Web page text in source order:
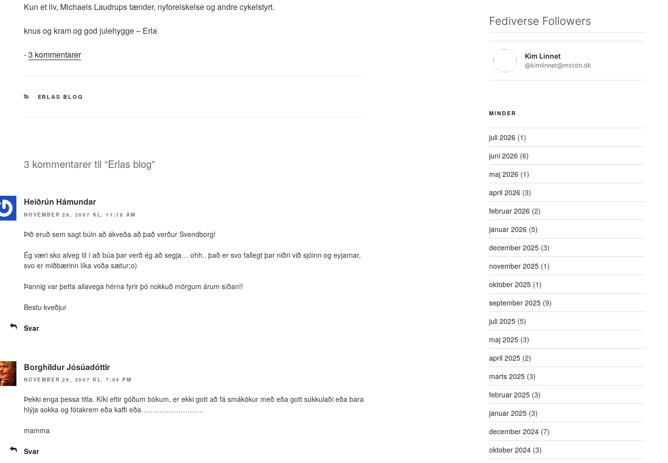
Kun et liv, Michaels Laudrups tænder, nyforelskelse og andre cykelstyrt.
knus og kram og god julehygge – Erla
-3 kommentarertil
KATEGORIER
ERLAS BLOG
3 kommentarer til “Erlas blog”
Heiðrún Hámundar
NOVEMBER 26, 2007 KL. 11:18 AM
Þið eruð sem sagt búin að ákveða að það verður Svendborg!
Ég væri sko alveg til í að búa þar verð ég að segja… ohh.. það er svo fallegt þar niðri við sjóinn og eyjarnar,
svo er miðbærinn líka voða sætur;o)
Þannig var þetta allavega hérna fyrir þó nokkuð mörgum árum síðan!!
Bestu kveðjur
Svar
Borghildur Jósúadóttir
NOVEMBER 26, 2007 KL. 7:04 PM
Þekki enga þessa titla. Kíki eftir góðum bókum, er ekki gott að fá smákökur með eða gott súkkulaði eða bara
hlýja sokka og fótakrem eða kaffi eða………………………
mamma
Svar
Fediverse Followers
Kim Linnet
@kimlinnet@mstdn.dk
MINDER
juli 2026 (1)
juni 2026 (6)
maj 2026 (1)
april 2026 (3)
februar 2026 (2)
januar 2026 (5)
december 2025 (3)
november 2025 (1)
oktober 2025 (1)
september 2025 (9)
juli 2025 (5)
maj 2025 (3)
april 2025 (2)
marts 2025 (3)
februar 2025 (3)
januar 2025 (3)
december 2024 (7)
oktober 2024 (3)